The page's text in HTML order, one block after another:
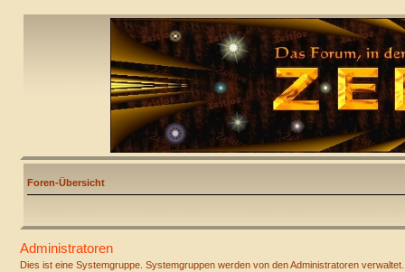
Foren-Übersicht
Administratoren
Dies ist eine Systemgruppe. Systemgruppen werden von den Administratoren verwaltet.